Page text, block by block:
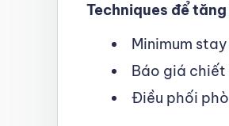
Techniques để tăng
Minimum
Báo giá chiết
Điều phối